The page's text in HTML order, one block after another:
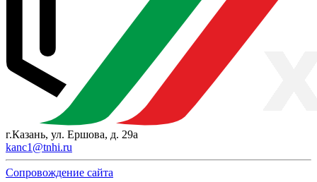
г.Казань, ул. Ершова, д. 29а
kanc1@tnhi.ru
Сопровождение сайта